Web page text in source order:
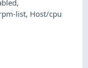
,
list, Host/cpu